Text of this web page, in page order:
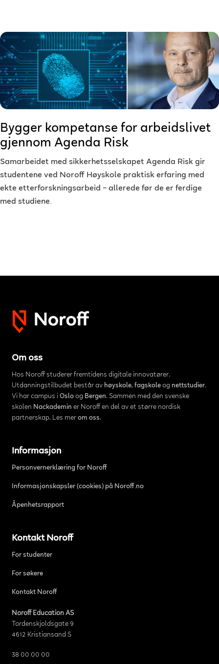
Bygger kompetanse for arbeidslivet
gjennom Agenda Risk
Samarbeidet med sikkerhetsselskapet Agenda Risk gir
studentene ved Noroff Høyskole praktisk erfaring med
ekte etterforskningsarbeid – allerede før de er ferdige
med studiene.
Om oss
Hos Noroff studerer fremtidens digitale innovatører.
Utdanningstilbudet består av høyskole, fagskoleog nettstudier.
Vi har campus i Osloog Bergen. Sammen med den svenske
skolen Nackademin er Noroff en del av et større nordisk
partnerskap. Les mer om oss.
Informasjon
Personvernerklæring for Noroff
Informasjonskapsler (cookies) på Noroff.no
Åpenhetsrapport
Kontakt Noroff
For studenter
For søkere
Kontakt Noroff
Noroff Education AS
Tordenskjoldsgate 9
4612 Kristiansand S
38 00 00 00